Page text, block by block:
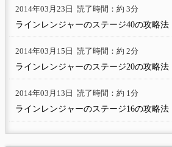
2014年03月23日 読了時間：約 3分
ラインレンジャーのステージ40の攻略法
2014年03月15日 読了時間：約 2分
ラインレンジャーのステージ20の攻略法
2014年03月13日 読了時間：約 1分
ラインレンジャーのステージ16の攻略法